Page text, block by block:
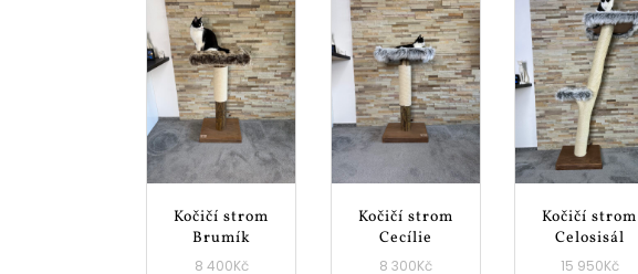
Kočičí strom
Brumík
8 400Kč
Kočičí strom
Cecílie
8 300Kč
Kočičí strom
Celosisál
15 950Kč